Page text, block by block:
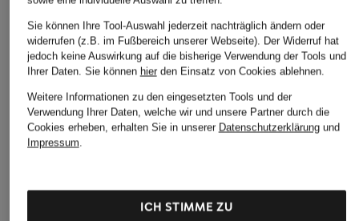
G-Star
Sweatshirt
CHF 75
Ursprünglich:CHF 90
Sie können Ihre Tool-Auswahl jederzeit nachträglich ändern oder
widerrufen (z.B. im Fußbereich unserer Webseite). Der Widerruf hat
jedoch keine Auswirkung auf die bisherige Verwendung der Tools und
Ihrer Daten. Sie können hierden Einsatz von Cookies ablehnen.
Weitere Informationen zu den eingesetzten Tools und der
Verwendung Ihrer Daten, welche wir und unsere Partner durch die
Cookies erheben, erhalten Sie in unserer Datenschutzerklärungund
Impressum.
ICH STIMME ZU